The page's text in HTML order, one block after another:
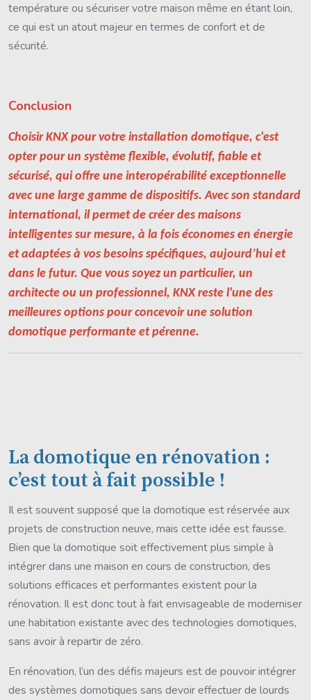
température ou sécuriser votre maison même en étant loin,
ce qui est un atout majeur en termes de confort et de
sécurité.
Conclusion
Choisir KNX pour votre installation domotique, c'est
opter pour un système flexible, évolutif, fiable et
sécurisé, qui offre une interopérabilité exceptionnelle
avec une large gamme de dispositifs. Avec son standard
international, il permet de créer des maisons
intelligentes sur mesure, à la fois économes en énergie
et adaptées à vos besoins spécifiques, aujourd’hui et
dans le futur. Que vous soyez un particulier, un
architecte ou un professionnel, KNX reste l'une des
meilleures options pour concevoir une solution
domotique performante et pérenne.
La domotique en rénovation :
c’est tout à fait possible !
Il est souvent supposé que la domotique est réservée aux
projets de construction neuve, mais cette idée est fausse.
Bien que la domotique soit effectivement plus simple à
intégrer dans une maison en cours de construction, des
solutions efficaces et performantes existent pour la
rénovation. Il est donc tout à fait envisageable de moderniser
une habitation existante avec des technologies domotiques,
sans avoir à repartir de zéro.
En rénovation, l’un des défis majeurs est de pouvoir intégrer
des systèmes domotiques sans devoir effectuer de lourds